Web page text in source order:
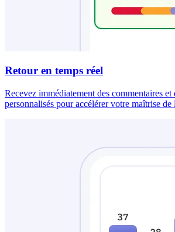
Retour en temps réel
Recevez immédiatement des commentaires et
personnalisés pour accélérer votre maîtrise de